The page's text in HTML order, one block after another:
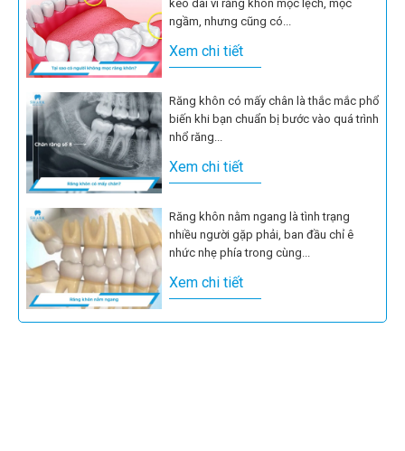
kéo dài vì răng khôn mọc lệch, mọc
ngầm, nhưng cũng có...
Xem chi tiết
Răng khôn có mấy chân là thắc mắc phổ
biến khi bạn chuẩn bị bước vào quá trình
nhổ răng...
Xem chi tiết
Răng khôn nằm ngang là tình trạng
nhiều người gặp phải, ban đầu chỉ ê
nhức nhẹ phía trong cùng...
Xem chi tiết